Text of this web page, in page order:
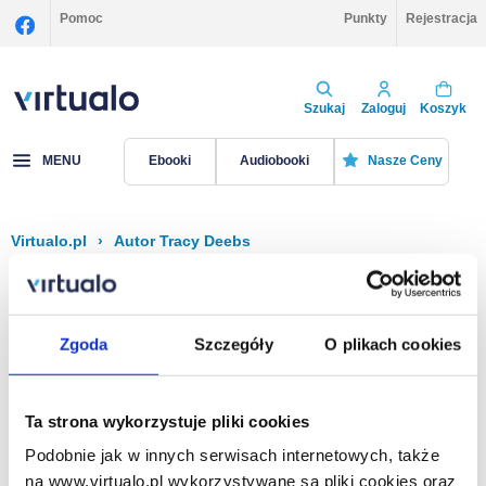
Zgoda Szczegóły O plikach cookies
Ta strona wykorzystuje pliki cookies
Podobnie jak w innych serwisach internetowych, także
na www.virtualo.pl wykorzystywane są pliki cookies oraz
Pomoc Punkty Rejestracja
Szukaj Zaloguj Koszyk
MENU Ebooki Audiobooki Nasze Ceny
Virtualo.pl › Autor Tracy Deebs
Filtruj Sortuj
Na stronie